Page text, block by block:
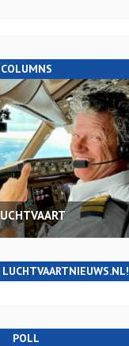
COLUMNS
LUCHTVAARTNIEUWS.NL!
POLL